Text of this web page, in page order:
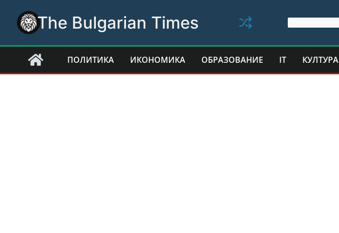
content
The Bulgarian Times
ПОЛИТИКА ИКОНОМИКА ОБРАЗОВАНИЕ IT КУЛТУРА